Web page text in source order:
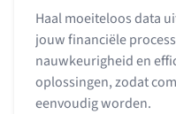
Haal moeiteloos data
jouw financiële
nauwkeurigheid en
oplossingen, zodat
eenvoudig worden.